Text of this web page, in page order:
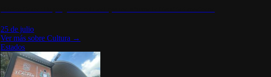
25 de julio
Ver más sobreCultura →
Estados